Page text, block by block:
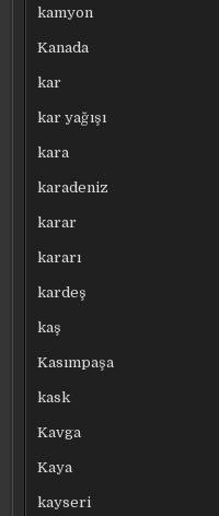
kamyon
Kanada
kar
kar yağışı
kara
karadeniz
karar
kararı
kardeş
kaş
Kasımpaşa
kask
Kavga
Kaya
kayseri